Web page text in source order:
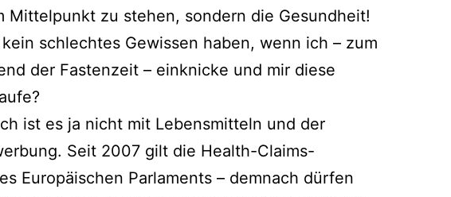
Mittelpunkt zu ste­hen, son­dern die Gesundheit!
schlech­tes Gewissen haben, wenn ich – zum
der Fastenzeit – ein­kni­cke und mir die­se
ist es ja nicht mit Lebensmitteln und der
Seit 2007 gilt die Health-Claims-
Europäischen Parlaments – dem­nach dür­fen